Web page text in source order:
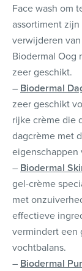
Face wash om
assortiment
verwijderen
Biodermal Oog
zeer geschikt.
– Biodermal
zeer geschikt
rijke crème die
dagcrème met
eigenschappen
– Biodermal
gel-crème
met
effectieve
vermindert een
vochtbalans.
– Biodermal